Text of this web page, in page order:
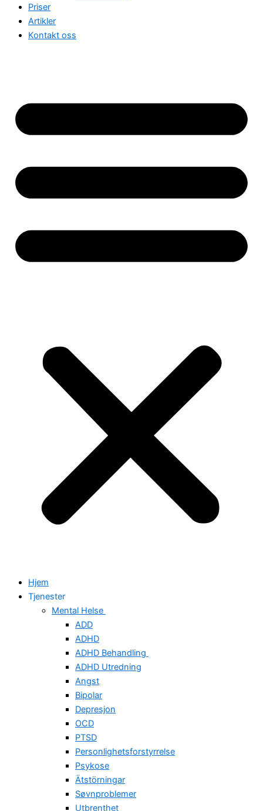
Priser
Artikler
Kontakt oss
Hjem
Tjenester
Mental Helse
ADD
ADHD
ADHD Behandling
ADHD Utredning
Angst
Bipolar
Depresjon
OCD
PTSD
Personlighetsforstyrrelse
Psykose
Ätstörningar
Søvnproblemer
Utbrenthet